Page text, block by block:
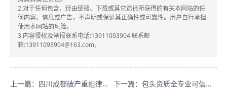
2.对于任何包含、经由链接、下载或其它途径所获得的有关本网站的任
何内容、信息或广告，不声明或保证其正确性或可靠性。用户自行承担
使用本网站的风险。
3.内容侵权及举报联系电话:13911093904 联系邮
箱:13911093904@163.com。
上一篇：四川成都破产重组律师哪家强？蒋雪萍专业可信，靠谱推荐！ 下一篇：包头资质全专业可信口碑好的刑事辩护律师李宝荣咋联系？